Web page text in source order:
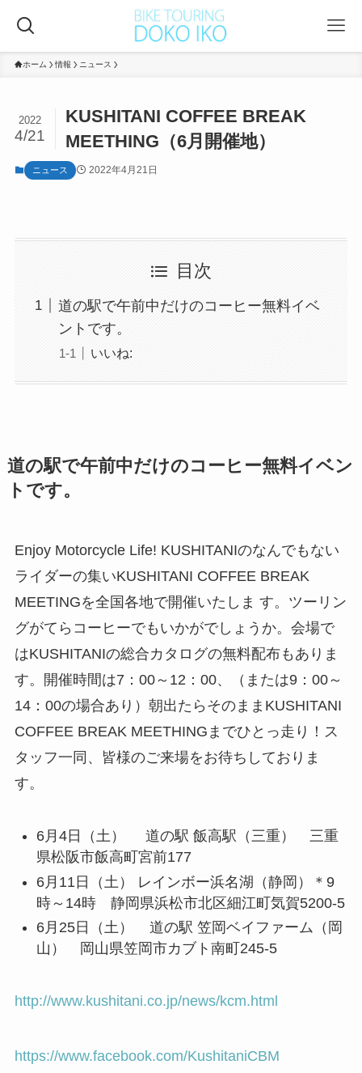
ホーム 情報 ニュース
KUSHITANI COFFEE BREAK
MEETHING（6月開催地）
2022
4/21
ニュース 2022年4月21日
目次
道の駅で午前中だけのコーヒー無料イベ
ントです。
いいね:
道の駅で午前中だけのコーヒー無料イベン
トです。
Enjoy Motorcycle Life! KUSHITANIのなんでもない
ライダーの集いKUSHITANI COFFEE BREAK
MEETINGを全国各地で開催いたしま す。ツーリン
グがてらコーヒーでもいかがでしょうか。会場で
はKUSHITANIの総合カタログの無料配布もありま
す。開催時間は7：00～12：00、（または9：00～
14：00の場合あり）朝出たらそのままKUSHITANI
COFFEE BREAK MEETHINGまでひとっ走り！ス
タッフ一同、皆様のご来場をお待ちしておりま
す。
6月4日（土） 道の駅 飯高駅（三重） 三重
県松阪市飯高町宮前177
6月11日（土） レインボー浜名湖（静岡）＊9
時～14時 静岡県浜松市北区細江町気賀5200-5
6月25日（土） 道の駅 笠岡ベイファーム（岡
山） 岡山県笠岡市カブト南町245-5
http://www.kushitani.co.jp/news/kcm.html
https://www.facebook.com/KushitaniCBM